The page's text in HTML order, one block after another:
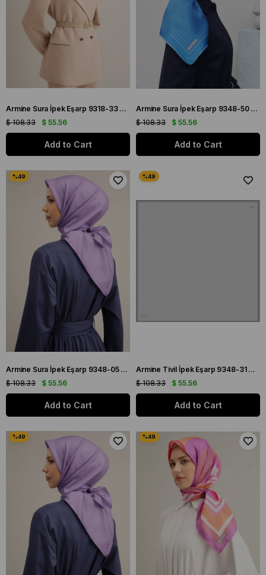
Armine Sura İpek Eşarp 9318-33 Yeşil Karışık Desen
$ 55.56
$ 108.33
Add to Cart
Armine Sura İpek Eşarp 9348-50 Mavi Karışık Desen
$ 55.56
$ 108.33
Add to Cart
Armine Sura İpek Eşarp 9348-05 Mor Karışık Desen
$ 55.56
$ 108.33
Add to Cart
Armine Tivil İpek Eşarp 9348-31 Gri Karışık Desen
$ 55.56
$ 108.33
Add to Cart